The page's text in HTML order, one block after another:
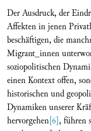
Der Ausdruck, der
Affekten in jenen
beschäftigen, die
Migrant_innen
soziopolitischen
einen Kontext offen,
historischen und
Dynamiken unserer
hervorgehen[6], führen